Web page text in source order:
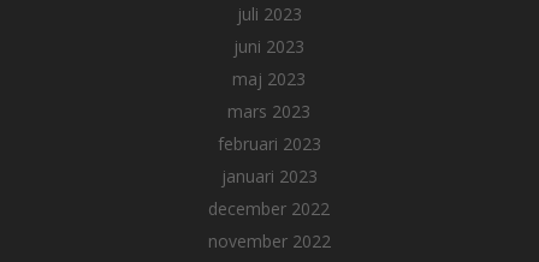
juli 2023
juni 2023
maj 2023
mars 2023
februari 2023
januari 2023
december 2022
november 2022